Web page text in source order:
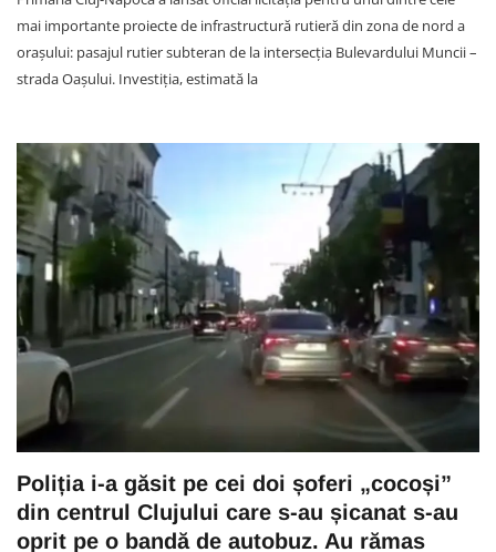
mai importante proiecte de infrastructură rutieră din zona de nord a
orașului: pasajul rutier subteran de la intersecția Bulevardului Muncii –
strada Oașului. Investiția, estimată la
Poliția i-a găsit pe cei doi șoferi „cocoși”
din centrul Clujului care s-au șicanat s-au
oprit pe o bandă de autobuz. Au rămas